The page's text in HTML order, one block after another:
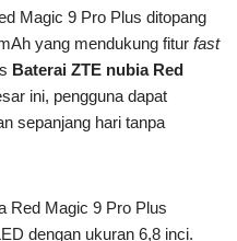
Magic 9 Pro Plus ditopang
yang mendukung fitur fast
Baterai ZTE nubia Red
ini, pengguna dapat
sepanjang hari tanpa
Red Magic 9 Pro Plus
dengan ukuran 6,8 inci.